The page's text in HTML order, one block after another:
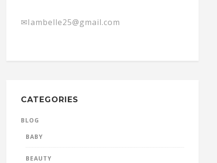
✉Iambelle25@gmail.com
CATEGORIES
BLOG
BABY
BEAUTY